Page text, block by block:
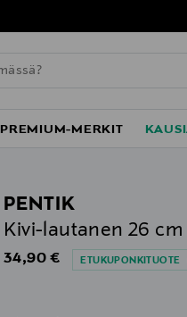
PREMIUM-MERKIT
PENTIK
Kivi-lautanen 26 cm
Original Price
34,90 € ETUKUPONKITUOTE